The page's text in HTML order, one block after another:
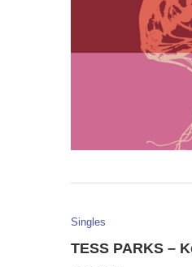
Singles
TESS PARKS –